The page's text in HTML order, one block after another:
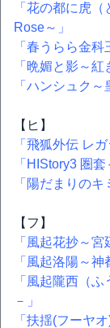
「花の都に虎
Rose～」
「春うらら金科
「晩媚と影～紅
「ハンシュク～
【ヒ】
「飛狐外伝 レ
「HIStory3 圏
「陽だまりのキ
【フ】
「風起花抄～宮
「風起洛陽～神
「風起隴西（
－」
「扶揺(フーヤ